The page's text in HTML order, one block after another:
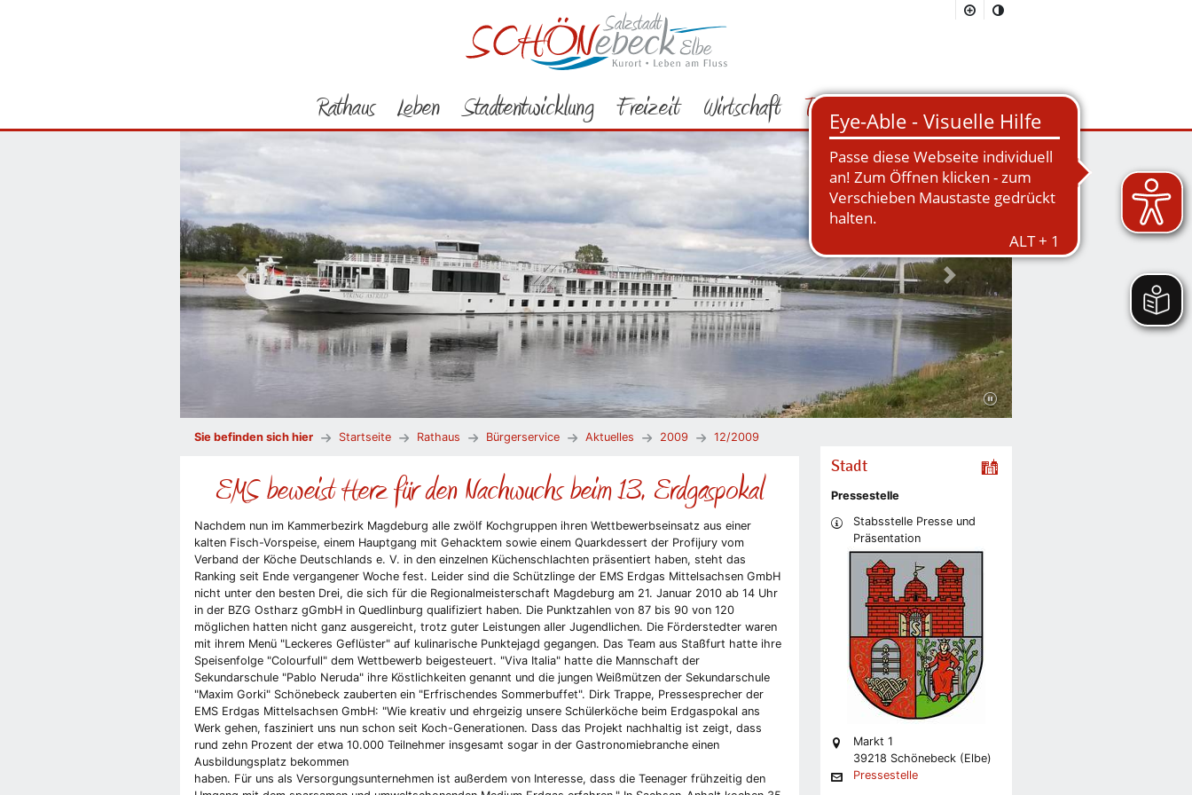
Rathaus Leben Stadtentwicklung Freizeit Wirtschaft Tourismus Suchmaske öffnen/schließen
Vorheriges Bild Nächstes Bild
Sie befinden sich hier Startseite Rathaus Bürgerservice Aktuelles 2009 12/2009
EMS beweist Herz für den Nachwuchs beim 13. Erdgaspokal
Nachdem nun im Kammerbezirk Magdeburg alle zwölf Kochgruppen ihren Wettbewerbseinsatz aus einer
kalten Fisch-Vorspeise, einem Hauptgang mit Gehacktem sowie einem Quarkdessert der Profijury vom
Verband der Köche Deutschlands e. V. in den einzelnen Küchenschlachten präsentiert haben, steht das
Ranking seit Ende vergangener Woche fest. Leider sind die Schützlinge der EMS Erdgas Mittelsachsen GmbH
nicht unter den besten Drei, die sich für die Regionalmeisterschaft Magdeburg am 21. Januar 2010 ab 14 Uhr
in der BZG Ostharz gGmbH in Quedlinburg qualifiziert haben. Die Punktzahlen von 87 bis 90 von 120
möglichen hatten nicht ganz ausgereicht, trotz guter Leistungen aller Jugendlichen. Die Förderstedter waren
mit ihrem Menü "Leckeres Geflüster" auf kulinarische Punktejagd gegangen. Das Team aus Staßfurt hatte ihre
Speisenfolge "Colourfull" dem Wettbewerb beigesteuert. "Viva Italia" hatte die Mannschaft der
Sekundarschule "Pablo Neruda" ihre Köstlichkeiten genannt und die jungen Weißmützen der Sekundarschule
"Maxim Gorki" Schönebeck zauberten ein "Erfrischendes Sommerbuffet". Dirk Trappe, Pressesprecher der
EMS Erdgas Mittelsachsen GmbH: "Wie kreativ und ehrgeizig unsere Schülerköche beim Erdgaspokal ans
Werk gehen, fasziniert uns nun schon seit Koch-Generationen. Dass das Projekt nachhaltig ist zeigt, dass
rund zehn Prozent der etwa 10.000 Teilnehmer insgesamt sogar in der Gastronomiebranche einen
Ausbildungsplatz bekommen
haben. Für uns als Versorgungsunternehmen ist außerdem von Interesse, dass die Teenager frühzeitig den
Stadt
Pressestelle
Stabsstelle Presse und
Präsentation
Markt 1
39218 Schönebeck (Elbe)
Pressestelle